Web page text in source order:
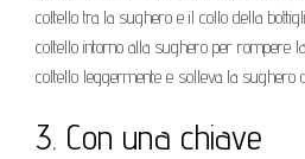
coltello tra la sughero e il collo della
coltello intorno alla sughero per rompere
coltello leggermente e solleva la sughero
3. Con una chiave